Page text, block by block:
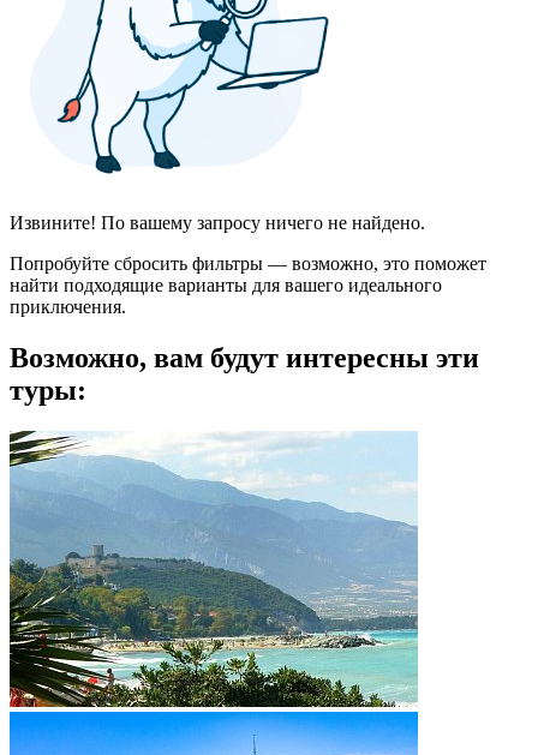
Извините! По вашему запросу ничего не найдено.
Попробуйте сбросить фильтры — возможно, это поможет
найти подходящие варианты для вашего идеального
приключения.
Возможно, вам будут интересны эти
туры: